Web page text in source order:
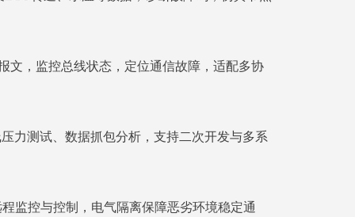
文，监控总线状态，定位通信故障，适配多协
力测试、数据抓包分析，支持二次开发与多系
监控与控制，电气隔离保障恶劣环境稳定通